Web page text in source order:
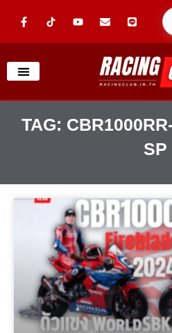
F
a
e
o
o
-
o
t
n
e
l
o
p
e
L
i
e
TAG:
SP